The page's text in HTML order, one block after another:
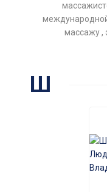
массажу ,
Ш